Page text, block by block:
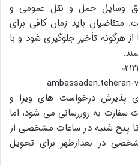
وسایل حمل و نقل عمومی و
باید زمان کافی برای
هرگونه تأخیر جلوگیری شود و با
پذیرش درخواست های ویزا و
به روزرسانی می شود، اما
پنج شنبه در ساعات مشخصی از
در بعدازظهر برای تحویل